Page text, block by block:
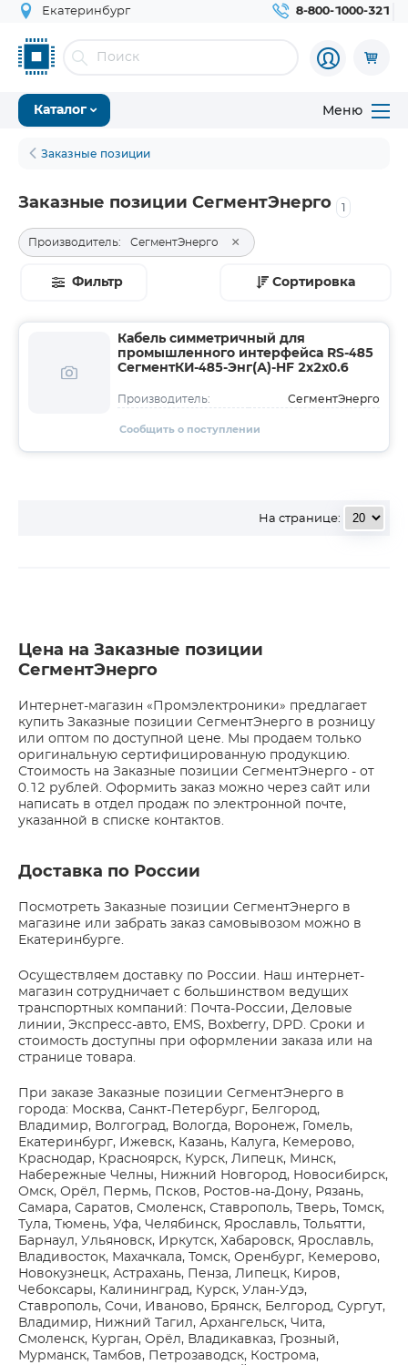
Екатеринбург 8-800-1000-321
Каталог Меню
Заказные позиции
Заказные позиции СегментЭнерго 1
Производитель: СегментЭнерго ×
Фильтр Сортировка
Кабель симметричный для
промышленного интерфейса RS-485
СегментКИ-485-Энг(А)-HF 2х2х0.6
Производитель: СегментЭнерго
Сообщить о поступлении
На странице:
Цена на Заказные позиции
СегментЭнерго
Интернет-магазин «Промэлектроники» предлагает
купить Заказные позиции СегментЭнерго в розницу
или оптом по доступной цене. Мы продаем только
оригинальную сертифицированную продукцию.
Стоимость на Заказные позиции СегментЭнерго - от
0.12 рублей. Оформить заказ можно через сайт или
написать в отдел продаж по электронной почте,
указанной в списке контактов.
Доставка по России
Посмотреть Заказные позиции СегментЭнерго в
магазине или забрать заказ самовывозом можно в
Екатеринбурге.
Осуществляем доставку по России. Наш интернет-
магазин сотрудничает с большинством ведущих
транспортных компаний: Почта-России, Деловые
линии, Экспресс-авто, EMS, Boxberry, DPD. Сроки и
стоимость доступны при оформлении заказа или на
странице товара.
При заказе Заказные позиции СегментЭнерго в
города: Москва, Санкт-Петербург, Белгород,
Владимир, Волгоград, Вологда, Воронеж, Гомель,
Екатеринбург, Ижевск, Казань, Калуга, Кемерово,
Краснодар, Красноярск, Курск, Липецк, Минск,
Набережные Челны, Нижний Новгород, Новосибирск,
Омск, Орёл, Пермь, Псков, Ростов-на-Дону, Рязань,
Самара, Саратов, Смоленск, Ставрополь, Тверь, Томск,
Тула, Тюмень, Уфа, Челябинск, Ярославль, Тольятти,
Барнаул, Ульяновск, Иркутск, Хабаровск, Ярославль,
Владивосток, Махачкала, Томск, Оренбург, Кемерово,
Новокузнецк, Астрахань, Пенза, Липецк, Киров,
Чебоксары, Калининград, Курск, Улан-Удэ,
Ставрополь, Сочи, Иваново, Брянск, Белгород, Сургут,
Владимир, Нижний Тагил, Архангельск, Чита,
Смоленск, Курган, Орёл, Владикавказ, Грозный,
Мурманск, Тамбов, Петрозаводск, Кострома,